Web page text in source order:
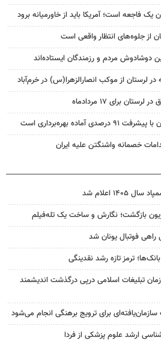
یک فاجعه است؛ آمریکا باید از خاورمیانه برود
از جلوه‌های انتظار واقعی است
دوشادوش مردم و رزمندگان ایستاده‌اند
در لرستان از موکب انصارالزهرا(س) در خرم‌آباد
برای ۱۷ مردادماه
خصمانه واشنگتن علیه ایران
اعلام شد
بازگشت؛ نگارش و ساخت یک تله‌فیلم
راهی فوتبال یونان شد
ترمز تازه رشد نقدینگی
تبلیغات اسلامی درپی درگذشت اندیشمند
برای ترویج برهنگی انجام می‌شود
ارشد علوم پزشکی از فردا